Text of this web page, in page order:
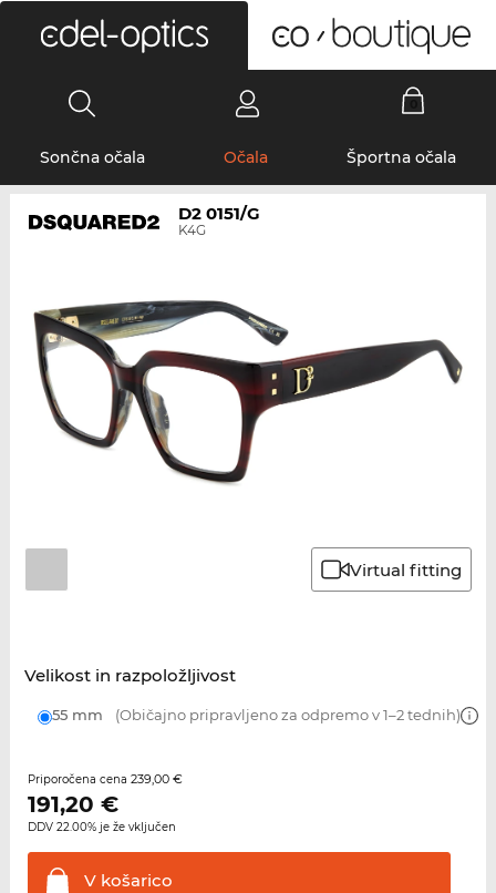
Sončna očala Očala Športna očala
D2 0151/G
K4G
Virtual fitting
Velikost in razpoložljivost
55 mm (Običajno pripravljeno za odpremo v 1–2 tednih)
Priporočena cena 239,00 €
191,20 €
DDV 22.00% je že vključen
Vkošarico